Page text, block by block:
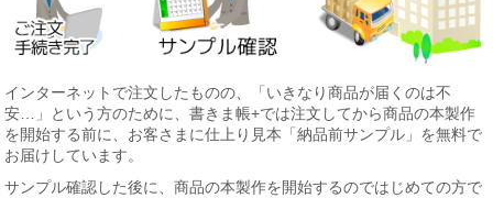
インターネットで注文したものの、「いきなり商品が届くのは不
安…」という方のために、書きま帳+では注文してから商品の本製作
を開始する前に、お客さまに仕上り見本「納品前サンプル」を無料で
お届けしています。
サンプル確認した後に、商品の本製作を開始するのではじめての方で